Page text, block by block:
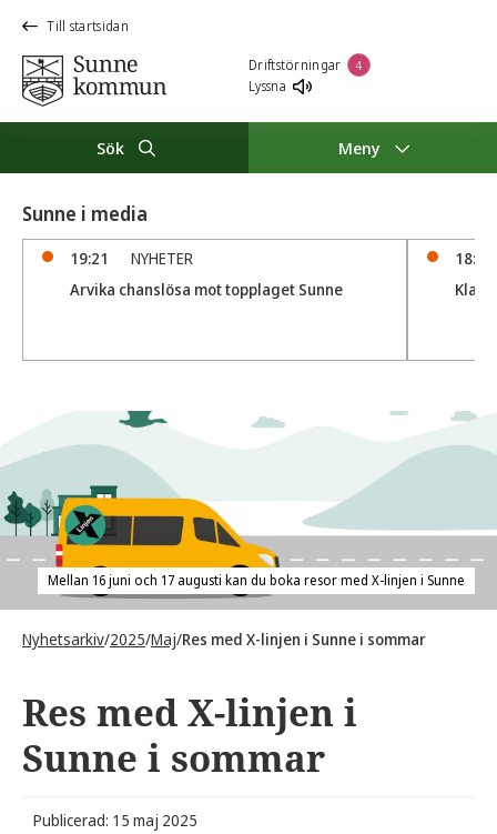
Till startsidan
Driftstörningar 4
Lyssna
Sök Meny
Sunne i media
19:21
NYHETER
Arvika chanslösa mot topplaget Sunne
18:56
Klar
Mellan 16 juni och 17 augusti kan du boka resor med X-linjen i Sunne
Nyhetsarkiv/2025/Maj/Res med X-linjen i Sunne i sommar
Res med X-linjen i
Sunne i sommar
Publicerad: 15 maj 2025